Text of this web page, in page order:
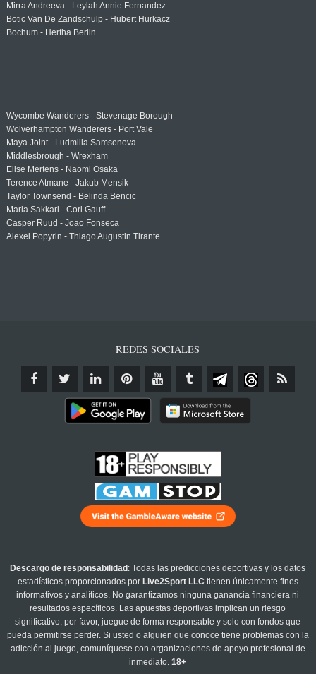
Mirra Andreeva - Leylah Annie Fernandez
Botic Van De Zandschulp - Hubert Hurkacz
Bochum - Hertha Berlin
Wycombe Wanderers - Stevenage Borough
Wolverhampton Wanderers - Port Vale
Maya Joint - Ludmilla Samsonova
Middlesbrough - Wrexham
Elise Mertens - Naomi Osaka
Terence Atmane - Jakub Mensik
Taylor Townsend - Belinda Bencic
Maria Sakkari - Cori Gauff
Casper Ruud - Joao Fonseca
Alexei Popyrin - Thiago Augustin Tirante
REDES SOCIALES
Descargo de responsabilidad : Todas las predicciones deportivas y los datos
estadísticos proporcionados por Live2Sport LLC tienen únicamente fines
informativos y analíticos. No garantizamos ninguna ganancia financiera ni
resultados específicos. Las apuestas deportivas implican un riesgo
significativo; por favor, juegue de forma responsable y solo con fondos que
pueda permitirse perder. Si usted o alguien que conoce tiene problemas con la
adicción al juego, comuníquese con organizaciones de apoyo profesional de
inmediato.18+